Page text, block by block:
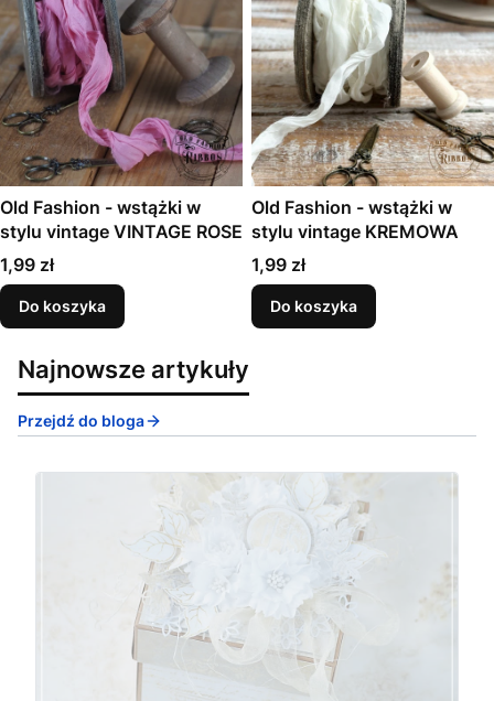
Old Fashion - wstążki w
stylu vintage VINTAGE ROSE
Cena
1,99 zł
Do koszyka
Old Fashion - wstążki w
stylu vintage KREMOWA
Cena
1,99 zł
Do koszyka
Najnowsze artykuły
Przejdź do bloga